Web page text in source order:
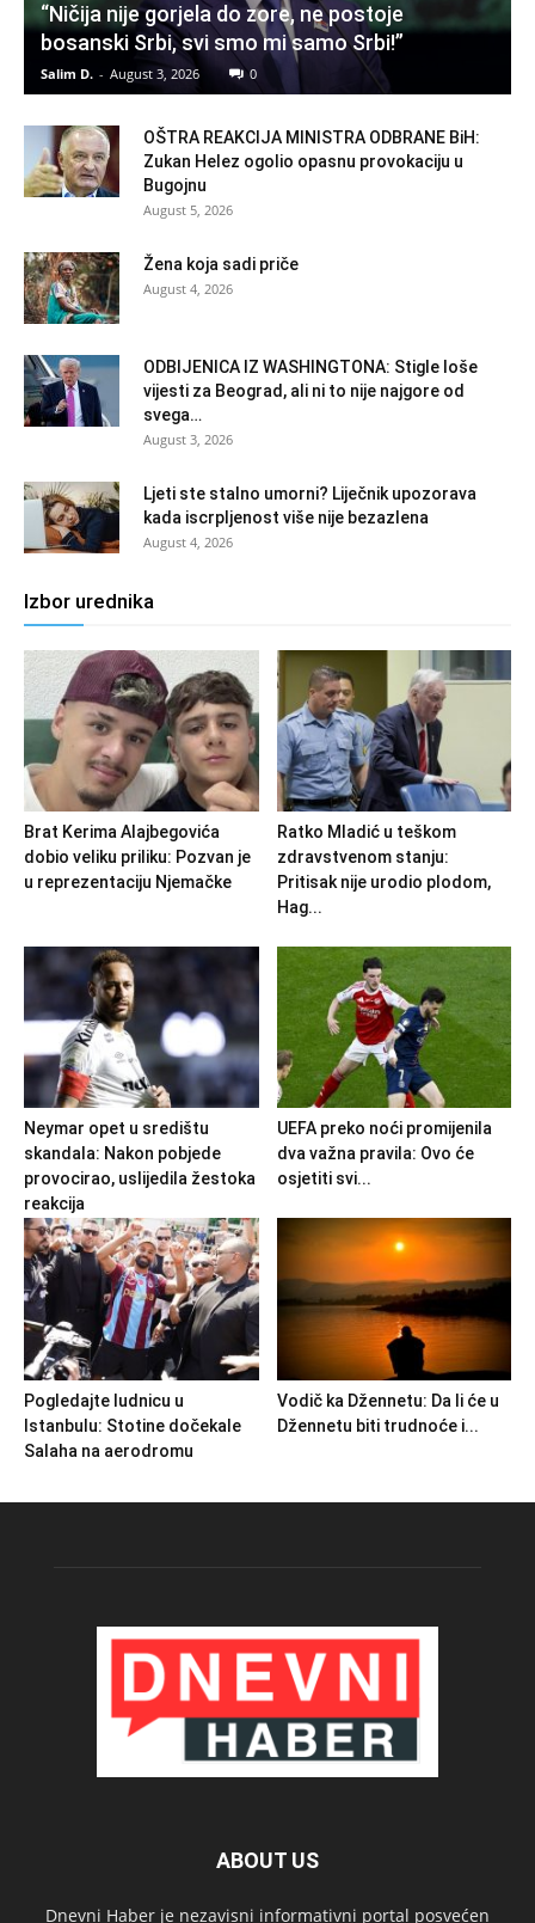
“Ničija nije gorjela do zore, ne postoje
bosanski Srbi, svi smo mi samo Srbi!”
Salim D. - August 3, 2026 0
OŠTRA REAKCIJA MINISTRA ODBRANE BiH:
Zukan Helez ogolio opasnu provokaciju u
Bugojnu
August 5, 2026
Žena koja sadi priče
August 4, 2026
ODBIJENICA IZ WASHINGTONA: Stigle loše
vijesti za Beograd, ali ni to nije najgore od
svega…
August 3, 2026
Ljeti ste stalno umorni? Liječnik upozorava
kada iscrpljenost više nije bezazlena
August 4, 2026
Izbor urednika
Brat Kerima Alajbegovića
dobio veliku priliku: Pozvan je
u reprezentaciju Njemačke
Ratko Mladić u teškom
zdravstvenom stanju:
Pritisak nije urodio plodom,
Hag...
Neymar opet u središtu
skandala: Nakon pobjede
provocirao, uslijedila žestoka
reakcija
UEFA preko noći promijenila
dva važna pravila: Ovo će
osjetiti svi...
Pogledajte ludnicu u
Istanbulu: Stotine dočekale
Salaha na aerodromu
Vodič ka Džennetu: Da li će u
Džennetu biti trudnoće i...
ABOUT US
Dnevni Haber je nezavisni informativni portal posvećen